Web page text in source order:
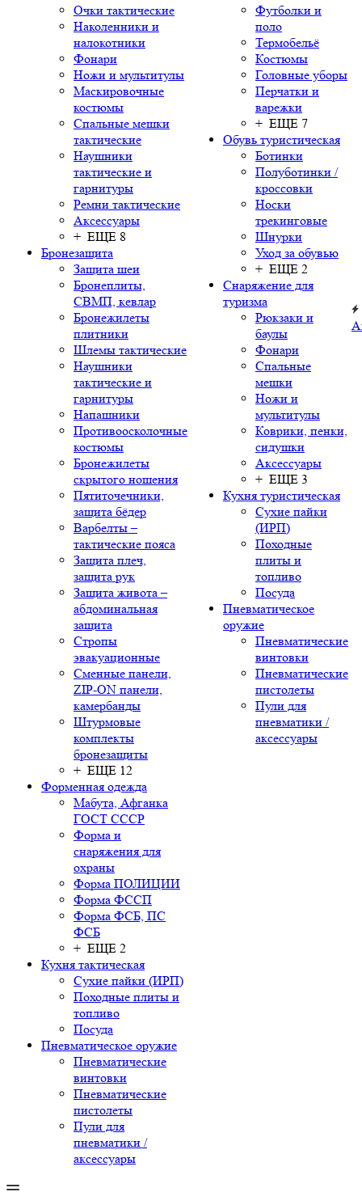
Очки тактические
Наколенники и
налокотники
Фонари
Ножи и мультитулы
Маскировочные
костюмы
Спальные мешки
тактические
Наушники
тактические и
гарнитуры
Ремни тактические
Аксессуары
+ ЕЩЕ 8
Бронезащита
Защита шеи
Бронеплиты,
СВМП, кевлар
Бронежилеты
плитники
Шлемы тактические
Наушники
тактические и
гарнитуры
Напашники
Противоосколочные
костюмы
Бронежилеты
скрытого ношения
Пятиточечники,
защита бёдер
Варбелты –
тактические пояса
Защита плеч,
защита рук
Защита живота –
абдоминальная
защита
Стропы
эвакуационные
Сменные панели,
ZIP-ON панели,
камербанды
Штурмовые
комплекты
бронезащиты
+ ЕЩЕ 12
Форменная одежда
Мабута, Афганка
ГОСТ СССР
Форма и
снаряжения для
охраны
Форма ПОЛИЦИИ
Форма ФССП
Форма ФСБ, ПС
ФСБ
+ ЕЩЕ 2
Кухня тактическая
Сухие пайки (ИРП)
Походные плиты и
топливо
Посуда
Пневматическое оружие
Пневматические
винтовки
Пневматические
пистолеты
Пули для
пневматики /
аксессуары
Футболки и
поло
Термобельё
Костюмы
Головные уборы
Перчатки и
варежки
+ ЕЩЕ 7
Обувь туристическая
Ботинки
Полуботинки /
кроссовки
Носки
трекинговые
Шнурки
Уход за обувью
+ ЕЩЕ 2
Снаряжение для
туризма
Рюкзаки и
баулы
Фонари
Спальные
мешки
Ножи и
мультитулы
Коврики, пенки,
сидушки
Аксессуары
+ ЕЩЕ 3
Кухня туристическая
Сухие пайки
(ИРП)
Походные
плиты и
топливо
Посуда
Пневматическое
оружие
Пневматические
винтовки
Пневматические
пистолеты
Пули для
пневматики /
аксессуары